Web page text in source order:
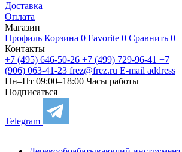
Доставка
Оплата
Магазин
Профиль Корзина 0 Favorite 0 Сравнить 0
Контакты
+7 (495) 646-50-26 +7 (499) 729-96-41 +7
(906) 063-41-23 frez@frez.ru E-mail address
Пн–Пт 09:00–18:00 Часы работы
Подписаться
Telegram